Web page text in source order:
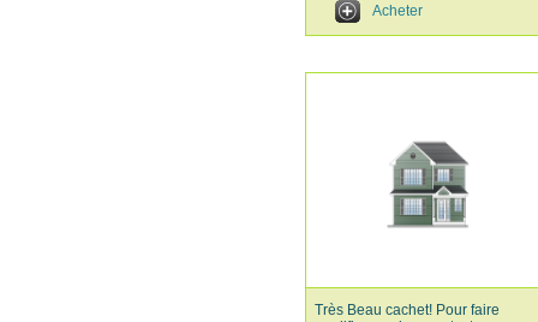
Acheter
Très Beau cachet! Pour faire